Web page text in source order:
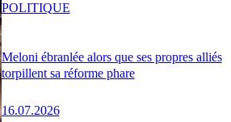
Meloni ébranlée alors que ses propres alliés
torpillent sa réforme phare
16.07.2026
POLITIQUE